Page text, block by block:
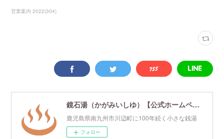
営業案内 2022(304)
鏡石湯（かがみいしゆ）【公式ホームページ】
鹿児島県南九州市川辺町に100年続く小さな銭湯
フォロー